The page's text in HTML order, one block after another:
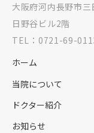
大阪府河内長野市
日野谷ビル2階
TEL：0721-69-
ホーム
当院について
ドクター紹介
お知らせ